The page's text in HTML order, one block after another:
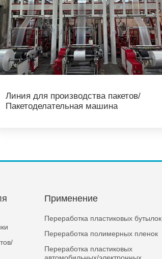
Линия для производства пакетов/
Пакетоделательная машина
Применение
Переработка пластиковых бутылок
Переработка полимерных пленок
Переработка пластиковых
автомобильных/электронных